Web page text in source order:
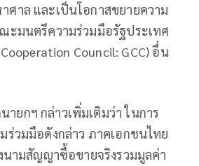
ศาล และเป็นโอกาสขยายความ
ะมนตรีความร่วมมือรัฐประเทศ
Council: GCC) อื่น
ยกฯ กล่าวเพิ่มเติมว่า ในการ
ร่วมมือดังกล่าว ภาคเอกชนไทย
นามสัญญาซื้อขายจริงรวมมูลค่า